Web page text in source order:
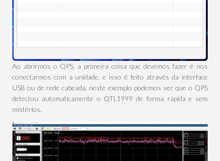
Ao abrirmos o QPS, a primeira coisa que devemos fazer é nos
conectarmos com a unidade, e isso é feito através da interface
USB ou de rede cabeada, neste exemplo podemos ver que o QPS
detectou automaticamente o QTL1999 de forma rápida e sem
mistérios.